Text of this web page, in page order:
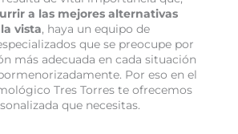
a las mejores alternativas
vista, haya un equipo de
que se preocupe por
más adecuada en cada situación
Por eso en el
Tres Torres te ofrecemos
que necesitas.